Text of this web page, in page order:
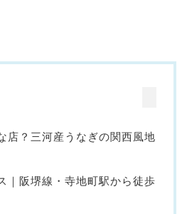
店？三河産うなぎの関西風地
｜阪堺線・寺地町駅から徒歩